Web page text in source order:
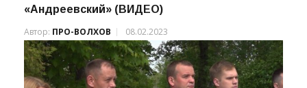
«Андреевский» (ВИДЕО)
Автор: ПРО-ВОЛХОВ 08.02.2023